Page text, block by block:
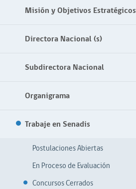
Misión y Objetivos Estratégicos
Directora Nacional (s)
Subdirectora Nacional
Organigrama
Trabaje en Senadis
Postulaciones Abiertas
En Proceso de Evaluación
Concursos Cerrados